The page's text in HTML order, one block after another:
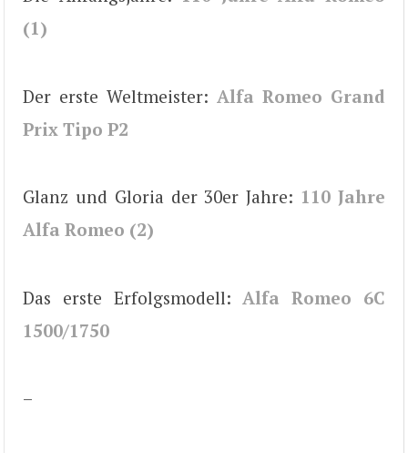
(1)
Der erste Weltmeister: Alfa Romeo Grand
Prix Tipo P2
Glanz und Gloria der 30er Jahre: 110 Jahre
Alfa Romeo (2)
Das erste Erfolgsmodell: Alfa Romeo 6C
1500/1750
–